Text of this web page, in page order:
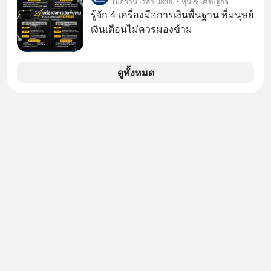
เงินฉบับ Dalio กันได้ใน EP. นี้
#RayDalio #สรุปบทเรียน #การเงินการ
ลงทุน #MissionToTheMoon
เดือนก่อน Gemini เคยสอบได้ที่ 1 ของ
วงการ AI แต่วันนี้ Google กลับร่วงดิ่ง
สัญญาไว้ก็เลื่อนแล้วเลื่อนอีก ซ้ำร้ายทีม
วิศวกรระดับหัวกะทิยังแห่ตบเท้าลาออก
รู้จัก 4 เครื่องมือการเงินพื้นฐาน ที่มนุษย์
เงินเดือนไม่ควรมองข้าม
ดูทั้งหมด